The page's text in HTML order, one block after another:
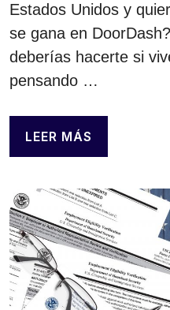
Estados Unidos y
se gana en
deberías hacerte si
pensando …
LEER MÁS